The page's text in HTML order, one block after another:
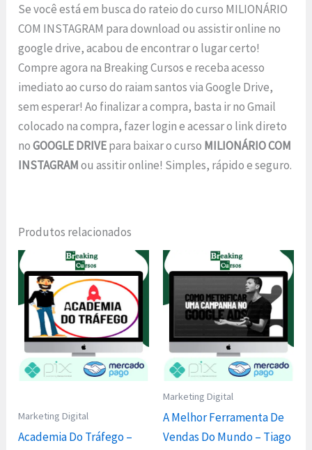
Se você está em busca do rateio do curso MILIONÁRIO
COM INSTAGRAM para download ou assistir online no
google drive, acabou de encontrar o lugar certo!
Compre agora na Breaking Cursos e receba acesso
imediato ao curso do raiam santos via Google Drive,
sem esperar! Ao finalizar a compra, basta ir no Gmail
colocado na compra, fazer login e acessar o link direto
noGOOGLE DRIVEpara baixar o curso MILIONÁRIO COM
INSTAGRAMou assitir online! Simples, rápido e seguro.
Produtos relacionados
Marketing Digital
Academia Do Tráfego –
Marketing Digital
A Melhor Ferramenta De
Vendas Do Mundo – Tiago